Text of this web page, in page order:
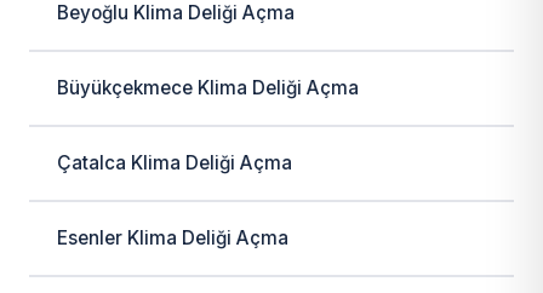
Beyoğlu Klima Deliği Açma
Büyükçekmece Klima Deliği Açma
Çatalca Klima Deliği Açma
Esenler Klima Deliği Açma